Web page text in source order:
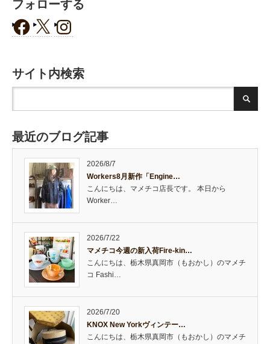
フォローする
サイト内検索
最近のブログ記事
2026/8/7
Workers8月新作「Engine…
こんにちは、マメチコ店長です。 本日から
Worker…
2026/7/22
マメチコ今週の新入荷Fire-kin…
こんにちは、栃木県真岡市（もおかし）のマメチ
コ Fashi…
2026/7/20
KNOX New Yorkヴィンテー…
こんにちは、栃木県真岡市（もおかし）のマメチ